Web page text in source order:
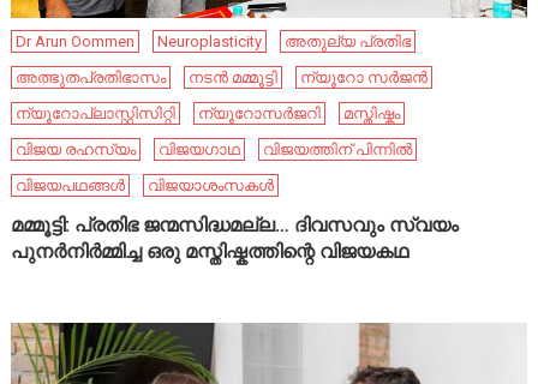
Dr Arun Oommen Neuroplasticity
അതുല്യ പ്രതിഭ
അത്ഭുതപ്രതിഭാസം
നടൻ മമ്മൂട്ടി
ന്യൂറോ സർജൻ
ന്യൂറോപ്ലാസ്റ്റിസിറ്റി
ന്യൂറോസർജറി
മസ്തിഷ്കം
വിജയ രഹസ്യം
വിജയഗാഥ
വിജയത്തിന് പിന്നിൽ
വിജയപഥങ്ങൾ
വിജയാശംസകൾ
മമ്മൂട്ടി: പ്രതിഭ ജന്മസിദ്ധമല്ല… ദിവസവും സ്വയം
പുനർനിർമ്മിച്ച ഒരു മസ്തിഷ്കത്തിന്റെ വിജയകഥ